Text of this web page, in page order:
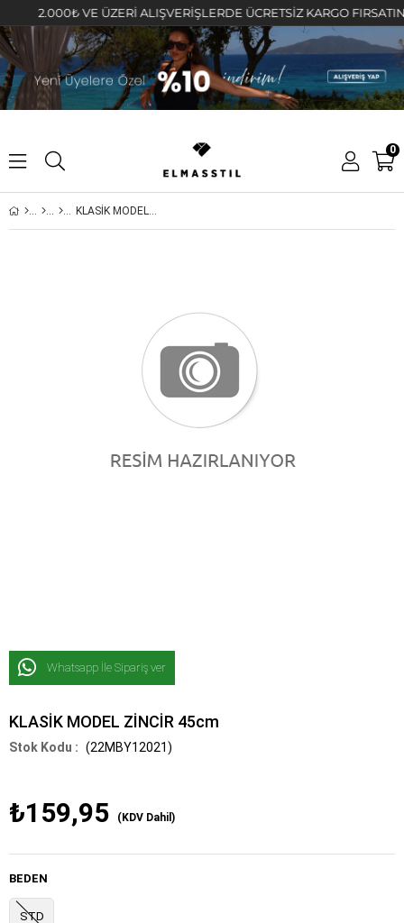
2.000₺ VE ÜZERİ ALIŞVERİŞLERDE ÜCRETSİZ KARGO FIRSATINI
0
KLASİK MODEL ZİNCİR 45cm
Whatsapp İle Sipariş ver
KLASİK MODEL ZİNCİR 45cm
(22MBY12021)
₺159,95 (KDV Dahil)
BEDEN
STD